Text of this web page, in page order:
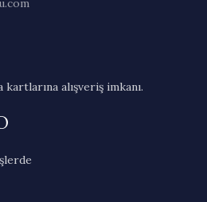
alışveriş imkanı.